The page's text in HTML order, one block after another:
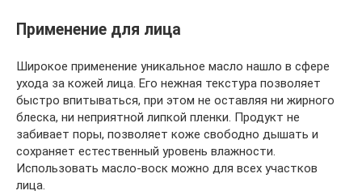
Применение для лица
Широкое применение уникальное масло нашло в сфере
ухода за кожей лица. Его нежная текстура позволяет
быстро впитываться, при этом не оставляя ни жирного
блеска, ни неприятной липкой пленки. Продукт не
забивает поры, позволяет коже свободно дышать и
сохраняет естественный уровень влажности.
Использовать масло-воск можно для всех участков
лица.